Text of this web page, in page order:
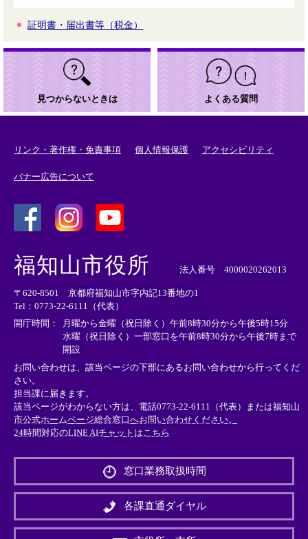
証明書・届出書等（税金）
見つからないときは よくある質問
リンク・著作権・免責事項 個人情報保護 アクセシビリティ
バナー広告について
外
部
リ
ン
ク
＞
外
リ
ン
ク
＞
外
部
ン
ク
＞
福知山市役所 法人番号 4000020262013
〒620-8501 京都府福知山市字内記13番地の1
Tel：0773-22-6111（代表）
開庁時間：
月曜から金曜（祝日除く）午前8時30分から午後5時15分
水曜（祝日除く）一部窓口を午前8時30分から午後7時まで
開設
お問い合わせは、該当ページの下部にあるお問い合わせから行ってくだ
さい。
担当課に届きます。
該当ページがわからない方は、電話0773-22-6111（代表）または福知山
市公式ホームページ総合窓口へお問い合わせください。
24時間対応のLINE AIチャットはこちら
外
リ
ン
＞
窓口業務取扱時間
各課直通ダイヤル